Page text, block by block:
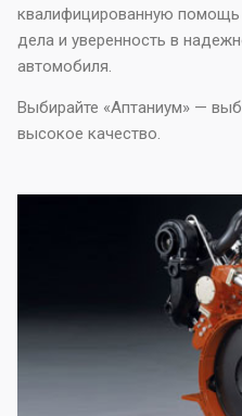
квалифицированную помощь
дела и уверенность в
автомобиля.
Выбирайте «Аптаниум» —
высокое качество.